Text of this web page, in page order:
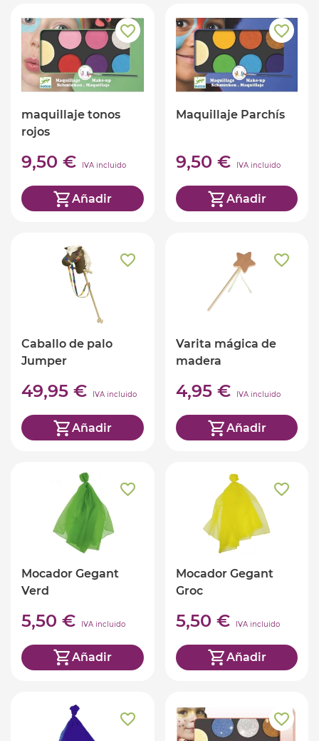
maquillaje tonos
rojos
9,50 € IVA incluido
Añadir
Maquillaje Parchís
9,50 € IVA incluido
Añadir
Caballo de palo
Jumper
49,95 € IVA incluido
Añadir
Varita mágica de
madera
4,95 € IVA incluido
Añadir
Mocador Gegant
Verd
5,50 € IVA incluido
Añadir
Mocador Gegant
Groc
5,50 € IVA incluido
Añadir